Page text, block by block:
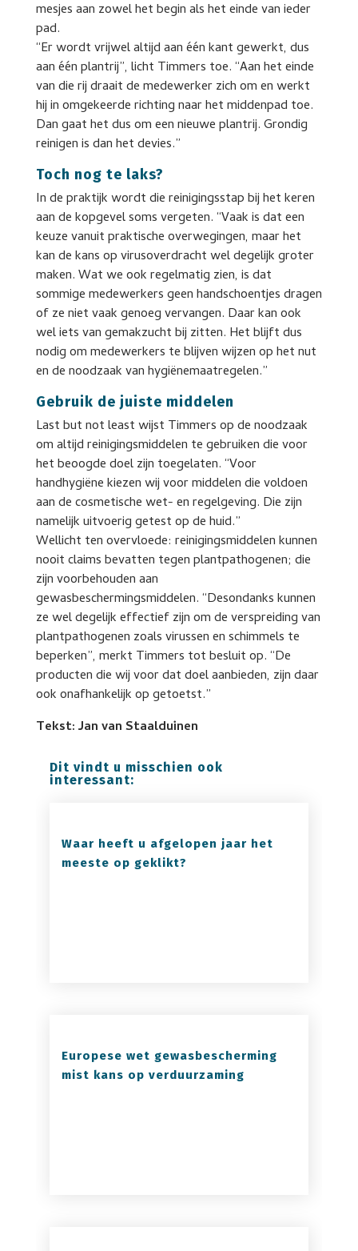
mesjes aan zowel het begin als het einde van ieder
pad.
“Er wordt vrijwel altijd aan één kant gewerkt, dus
aan één plantrij”, licht Timmers toe. “Aan het einde
van die rij draait de medewerker zich om en werkt
hij in omgekeerde richting naar het middenpad toe.
Dan gaat het dus om een nieuwe plantrij. Grondig
reinigen is dan het devies.”
Toch nog te laks?
In de praktijk wordt die reinigingsstap bij het keren
aan de kopgevel soms vergeten. “Vaak is dat een
keuze vanuit praktische overwegingen, maar het
kan de kans op virusoverdracht wel degelijk groter
maken. Wat we ook regelmatig zien, is dat
sommige medewerkers geen handschoentjes dragen
of ze niet vaak genoeg vervangen. Daar kan ook
wel iets van gemakzucht bij zitten. Het blijft dus
nodig om medewerkers te blijven wijzen op het nut
en de noodzaak van hygiënemaatregelen.”
Gebruik de juiste middelen
Last but not least wijst Timmers op de noodzaak
om altijd reinigingsmiddelen te gebruiken die voor
het beoogde doel zijn toegelaten. “Voor
handhygiëne kiezen wij voor middelen die voldoen
aan de cosmetische wet- en regelgeving. Die zijn
namelijk uitvoerig getest op de huid.”
Wellicht ten overvloede: reinigingsmiddelen kunnen
nooit claims bevatten tegen plantpathogenen; die
zijn voorbehouden aan
gewasbeschermingsmiddelen. “Desondanks kunnen
ze wel degelijk effectief zijn om de verspreiding van
plantpathogenen zoals virussen en schimmels te
beperken”, merkt Timmers tot besluit op. “De
producten die wij voor dat doel aanbieden, zijn daar
ook onafhankelijk op getoetst.”
Tekst: Jan van Staalduinen
Dit vindt u misschien ook
interessant:
Waar heeft u afgelopen jaar het
meeste op geklikt?
Europese wet gewasbescherming
mist kans op verduurzaming